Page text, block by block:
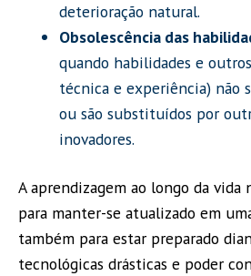
deterioração natural.
Obsolescência das
quando habilidades e
técnica e experiência) não
ou são substituídos por
inovadores.
A aprendizagem ao longo da vida
para manter-se atualizado em
também para estar preparado
tecnológicas drásticas e poder